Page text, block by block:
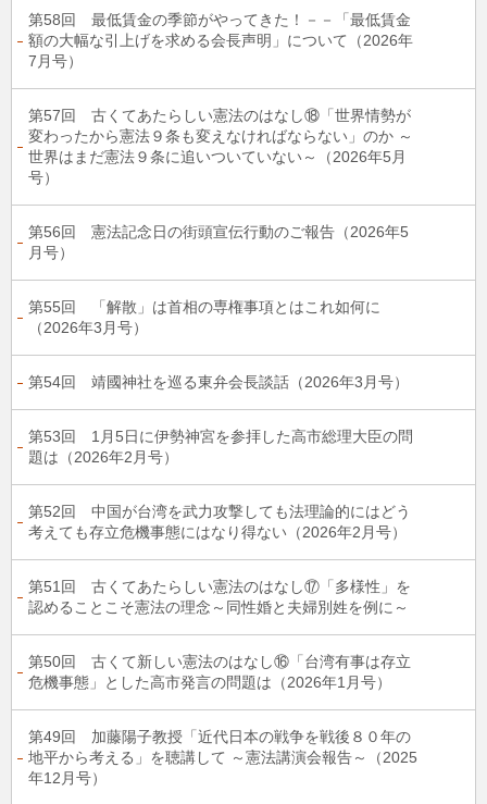
第58回 最低賃金の季節がやってきた！－－「最低賃金
額の大幅な引上げを求める会長声明」について（2026年
7月号）
第57回 古くてあたらしい憲法のはなし⑱「世界情勢が
変わったから憲法９条も変えなければならない」のか ～
世界はまだ憲法９条に追いついていない～（2026年5月
号）
第56回 憲法記念日の街頭宣伝行動のご報告（2026年5
月号）
第55回 「解散」は首相の専権事項とはこれ如何に
（2026年3月号）
第54回 靖國神社を巡る東弁会長談話（2026年3月号）
第53回 1月5日に伊勢神宮を参拝した高市総理大臣の問
題は（2026年2月号）
第52回 中国が台湾を武力攻撃しても法理論的にはどう
考えても存立危機事態にはなり得ない（2026年2月号）
第51回 古くてあたらしい憲法のはなし⑰「多様性」を
認めることこそ憲法の理念～同性婚と夫婦別姓を例に～
第50回 古くて新しい憲法のはなし⑯「台湾有事は存立
危機事態」とした高市発言の問題は（2026年1月号）
第49回 加藤陽子教授「近代日本の戦争を戦後８０年の
地平から考える」を聴講して ～憲法講演会報告～（2025
年12月号）